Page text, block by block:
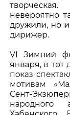
невероятно
дружили, но и
дирижер.
VI Зимний
января, в
показ
мотивам
Сент-
народного